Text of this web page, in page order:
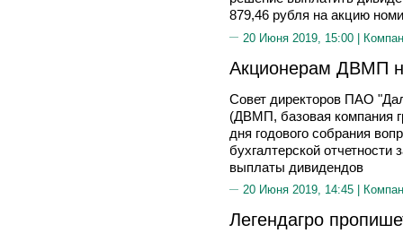
879,46 рубля на акцию
20 Июня 2019, 15:00 |
Акционерам ДВМП
Совет директоров ПАО
(ДВМП, базовая компания
дня годового собрания
бухгалтерской
выплаты дивидендов
20 Июня 2019, 14:45 |
Легендагро